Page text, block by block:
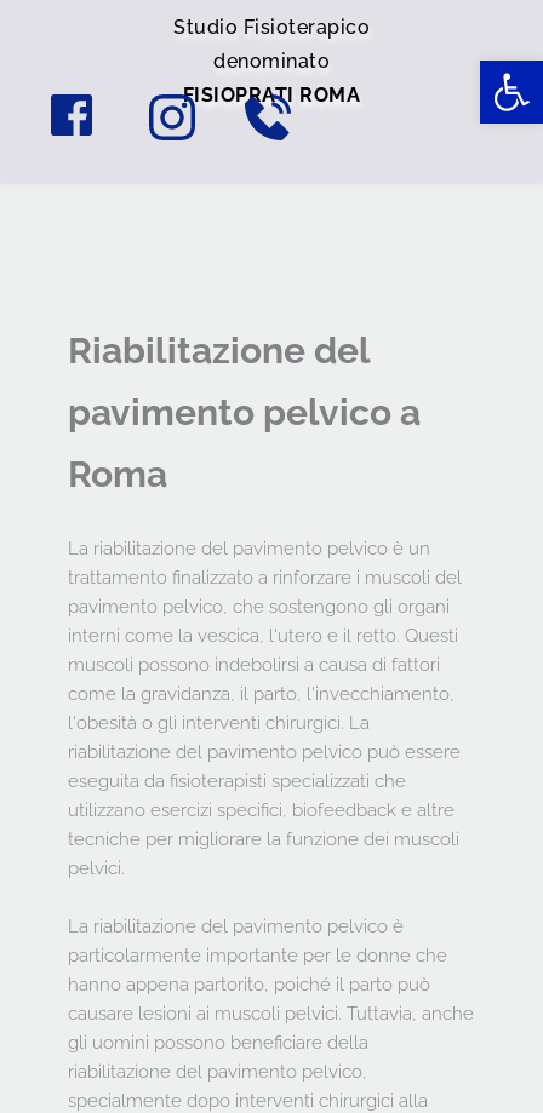
Studio Fisioterapico
denominato
FISIOPRATI ROMA
Riabilitazione del
pavimento pelvico a
Roma
La riabilitazione del pavimento pelvico è un
trattamento finalizzato a rinforzare i muscoli del
pavimento pelvico, che sostengono gli organi
interni come la vescica, l'utero e il retto. Questi
muscoli possono indebolirsi a causa di fattori
come la gravidanza, il parto, l'invecchiamento,
l'obesità o gli interventi chirurgici. La
riabilitazione del pavimento pelvico può essere
eseguita da fisioterapisti specializzati che
utilizzano esercizi specifici, biofeedback e altre
tecniche per migliorare la funzione dei muscoli
pelvici.
La riabilitazione del pavimento pelvico è
particolarmente importante per le donne che
hanno appena partorito, poiché il parto può
causare lesioni ai muscoli pelvici. Tuttavia, anche
gli uomini possono beneficiare della
riabilitazione del pavimento pelvico,
specialmente dopo interventi chirurgici alla